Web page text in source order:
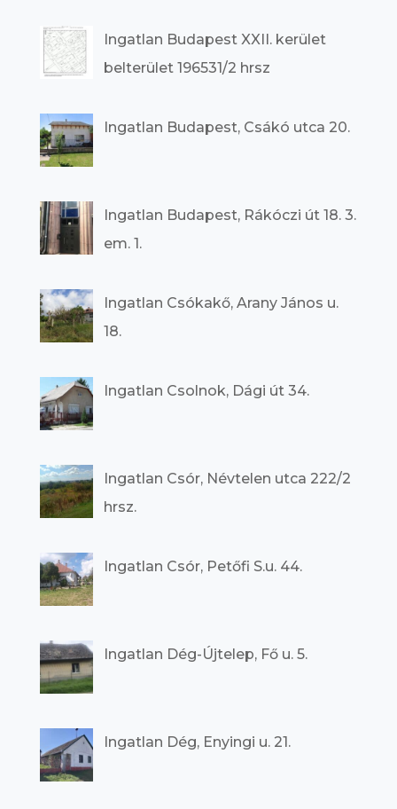
Ingatlan Budapest XXII. kerület
belterület 196531/2 hrsz
Ingatlan Budapest, Csákó utca 20.
Ingatlan Budapest, Rákóczi út 18. 3.
em. 1.
Ingatlan Csókakő, Arany János u.
18.
Ingatlan Csolnok, Dági út 34.
Ingatlan Csór, Névtelen utca 222/2
hrsz.
Ingatlan Csór, Petőfi S.u. 44.
Ingatlan Dég-Újtelep, Fő u. 5.
Ingatlan Dég, Enyingi u. 21.